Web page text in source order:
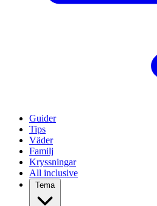
Guider
Tips
Väder
Familj
Kryssningar
All inclusive
Tema